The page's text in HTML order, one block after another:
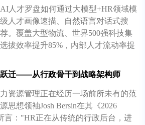
人才罗盘如何通过大模型+HR领域模
人才画像速描、自然语言对话式搜
。覆盖大型物流、世界500强科技集
拔效率提升85%，内部人才流动率提
迁——从行政骨干到战略架构师
资源管理正在经历一场前所未有的范
思想领袖Josh Bersin在其《2026
言："HR正在从传统的行政后台，进